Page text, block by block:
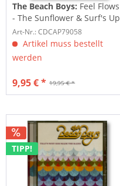
The Beach Boys: Feel Flows
- The Sunflower & Surf's Up
Sessions...
Art-Nr.: CDCAP79058
Artikel muss bestellt
werden
19,95 € *
9,95 € *
TIPP!